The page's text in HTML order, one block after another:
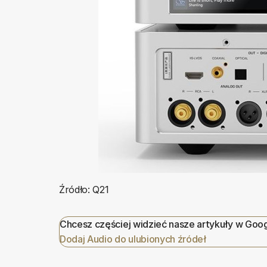
Źródło: Q21
Chcesz częściej widzieć nasze artykuły w
Dodaj Audio do ulubionych źródeł